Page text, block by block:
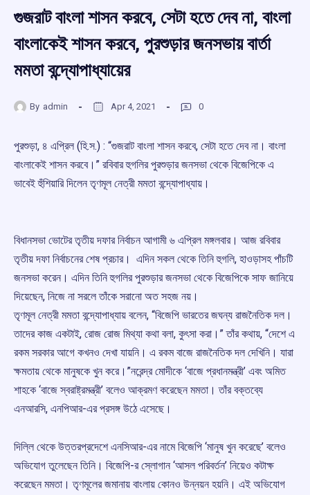
গুজরাট বাংলা শাসন করবে, সেটা হতে দেব না, বাংলা
বাংলাকেই শাসন করবে, পুরশুড়ার জনসভায় বার্তা
মমতা বন্দ্যোপাধ্যায়ের
By admin Apr 4, 2021 0
পুরশুড়া, ৪ এপ্রিল (হি.স.) : “গুজরাট বাংলা শাসন করবে, সেটা হতে দেব না। বাংলা
বাংলাকেই শাসন করবে।” রবিবার হুগলির পুরশুড়ার জনসভা থেকে বিজেপিকে এ
ভাবেই হুঁশিয়ারি দিলেন তৃণমূল নেত্রী মমতা বন্দ্যোপাধ্যায়।
বিধানসভা ভোটের তৃতীয় দফার নির্বাচন আগামী ৬ এপ্রিল মঙ্গলবার। আজ রবিবার
তৃতীয় দফা নির্বাচনের শেষ প্রচার। এদিন সকল থেকে তিনি হুগলি, হাওড়াসহ পাঁচটি
জনসভা করেন। এদিন তিনি হুগলির পুরশুড়ার জনসভা থেকে বিজেপিকে সাফ জানিয়ে
দিয়েছেন, নিজে না সরলে তাঁকে সরানো অত সহজ নয়।
তৃণমূল নেত্রী মমতা বন্দ্যোপাধ্যায় বলেন, “বিজেপি ভারতের জঘন্য রাজনৈতিক দল।
তাদের কাজ একটাই, রোজ রোজ মিথ্যা কথা বলা, কুৎসা করা।” তাঁর কথায়, “দেশে এ
রকম সরকার আগে কখনও দেখা যায়নি। এ রকম বাজে রাজনৈতিক দল দেখিনি। যারা
ক্ষমতায় থেকে মানুষকে খুন করে।”নরেন্দ্র মোদীকে ‘বাজে প্রধানমন্ত্রী’ এবং অমিত
শাহকে ‘বাজে স্বরাষ্ট্রমন্ত্রী’ বলেও আক্রমণ করেছেন মমতা। তাঁর বক্তব্যে
এনআরসি, এনপিআর-এর প্রসঙ্গ উঠে এসেছে।
দিল্লি থেকে উত্তরপ্রদেশে এনসিআর-এর নামে বিজেপি ‘মানুষ খুন করেছে’ বলেও
অভিযোগ তুলেছেন তিনি। বিজেপি-র স্লোগান ‘আসল পরিবর্তন’ নিয়েও কটাক্ষ
করেছেন মমতা। তৃণমূলের জমানায় বাংলায় কোনও উন্নয়ন হয়নি। এই অভিযোগ